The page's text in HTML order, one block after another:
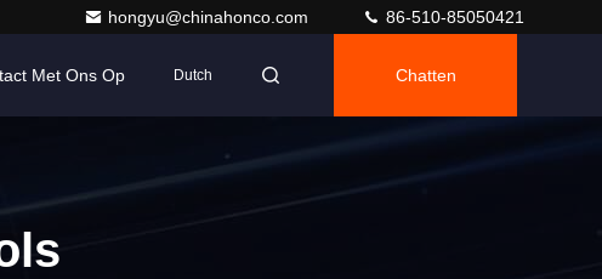
hongyu@chinahonco.com 86-510-85050421
Met Ons Op Dutch Chatten